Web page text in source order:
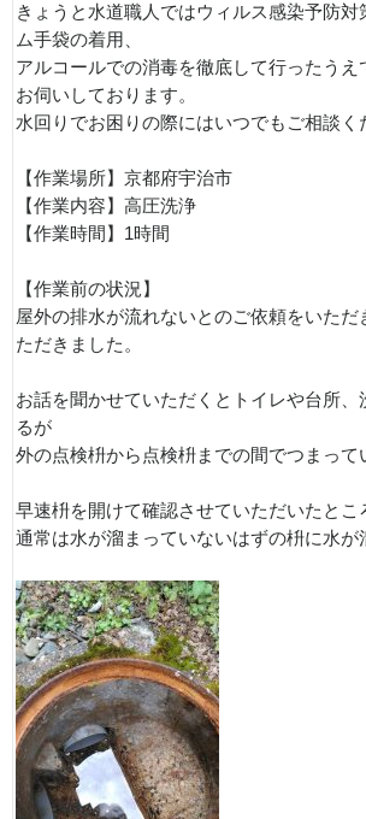
きょうと水道職人ではウィルス感染予防
ム手袋の着用、
アルコールでの消毒を徹底して行ったうえ
お伺いしております。
水回りでお困りの際にはいつでもご相談く
【作業場所】京都府宇治市
【作業内容】高圧洗浄
【作業時間】1時間
【作業前の状況】
屋外の排水が流れないとのご依頼をいただ
ただきました。
お話を聞かせていただくとトイレや台所、
るが
外の点検枡から点検枡までの間でつまって
早速枡を開けて確認させていただいたとこ
通常は水が溜まっていないはずの枡に水が